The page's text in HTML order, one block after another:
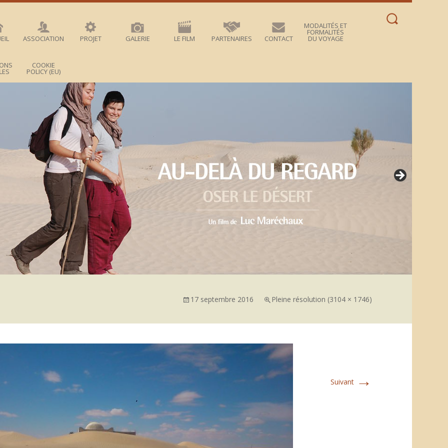
ASSOCIATION PROJET GALERIE LE FILM PARTENAIRES CONTACT
MODALITÉS ET
FORMALITÉS
DU VOYAGE
COOKIE
POLICY (EU)
Rechercher :
17 septembre 2016 Pleine résolution (3104 × 1746)
Suivant →